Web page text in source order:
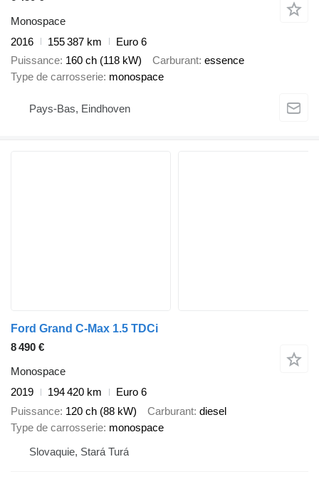
Monospace
2016
155 387 km
Euro 6
Puissance 160 ch (118 kW) Carburant essence
Type de carrosserie monospace
Pays-Bas, Eindhoven
Ford Grand C-Max 1.5 TDCi
8 490 €
Monospace
2019
194 420 km
Euro 6
Puissance 120 ch (88 kW) Carburant diesel
Type de carrosserie monospace
Slovaquie, Stará Turá